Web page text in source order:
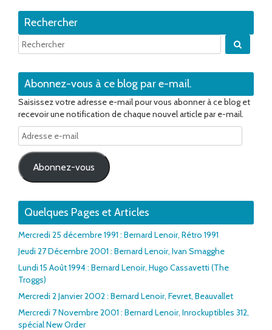
Rechercher
Abonnez-vous à ce blog par e-mail.
Saisissez votre adresse e-mail pour vous abonner à ce blog et
recevoir une notification de chaque nouvel article par e-mail.
Adresse
e-
mail
Abonnez-vous
Quelques Pages et Articles
Mercredi 25 décembre 1991 : Bernard Lenoir, Rétro 1991
Jeudi 27 Décembre 2001 : Bernard Lenoir, Ivan Smagghe
Lundi 15 Août 1994 : Bernard Lenoir, Hugo Cassavetti (The
Troggs)
Mercredi 2 Janvier 2002 : Bernard Lenoir, Fevret, Beauvallet
Mercredi 7 Novembre 2001 : Bernard Lenoir, Inrockuptibles 312,
spécial New Order